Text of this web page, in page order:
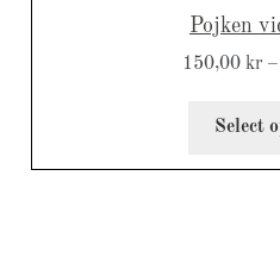
Pojken
150,00 kr –
Select